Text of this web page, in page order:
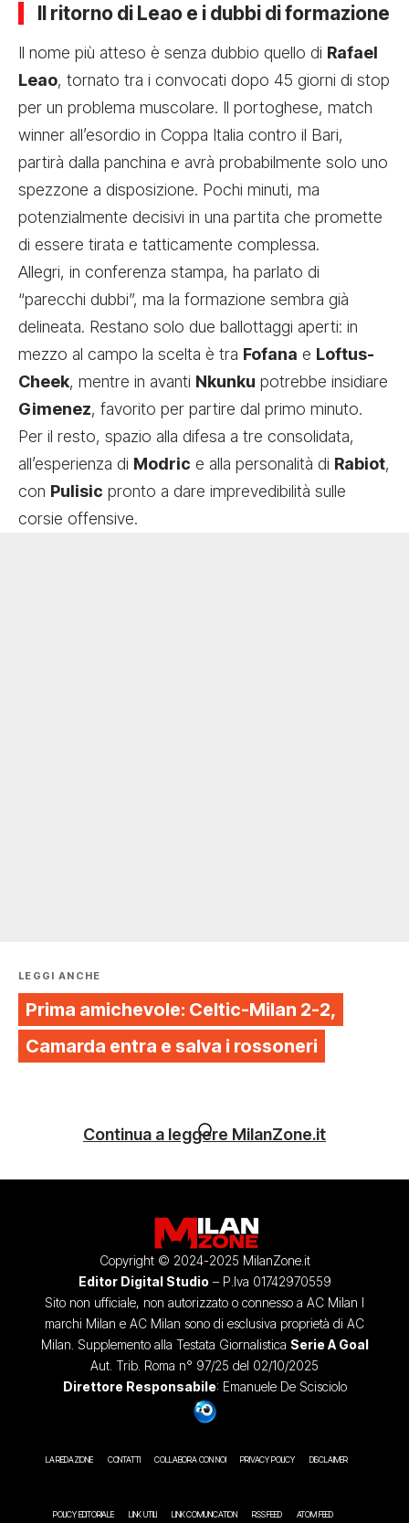
Il ritorno di Leao e i dubbi di formazione
Il nome più atteso è senza dubbio quello di Rafael
Leao, tornato tra i convocati dopo 45 giorni di stop
per un problema muscolare. Il portoghese, match
winner all’esordio in Coppa Italia contro il Bari,
partirà dalla panchina e avrà probabilmente solo uno
spezzone a disposizione. Pochi minuti, ma
potenzialmente decisivi in una partita che promette
di essere tirata e tatticamente complessa.
Allegri, in conferenza stampa, ha parlato di
“parecchi dubbi”, ma la formazione sembra già
delineata. Restano solo due ballottaggi aperti: in
mezzo al campo la scelta è tra Fofana e Loftus-
Cheek, mentre in avanti Nkunku potrebbe insidiare
Gimenez, favorito per partire dal primo minuto.
Per il resto, spazio alla difesa a tre consolidata,
all’esperienza di Modric e alla personalità di Rabiot,
con Pulisic pronto a dare imprevedibilità sulle
corsie offensive.
LEGGI ANCHE
Prima amichevole: Celtic-Milan 2-2,
Camarda entra e salva i rossoneri
Continua a leggere MilanZone.it
Copyright © 2024-2025 MilanZone.it
Editor Digital Studio – P.Iva 01742970559
Sito non ufficiale, non autorizzato o connesso a AC Milan I
marchi Milan e AC Milan sono di esclusiva proprietà di AC
Milan. Supplemento alla Testata Giornalistica Serie A Goal
Aut. Trib. Roma n° 97/25 del 02/10/2025
Direttore Responsabile: Emanuele De Scisciolo
LA REDAZIONE CONTATTI COLLABORA CON NOI PRIVACY POLICY DISCLAIMER
POLICY EDITORIALE LINK UTILI LINK COMUNICATION RSS FEED ATOM FEED